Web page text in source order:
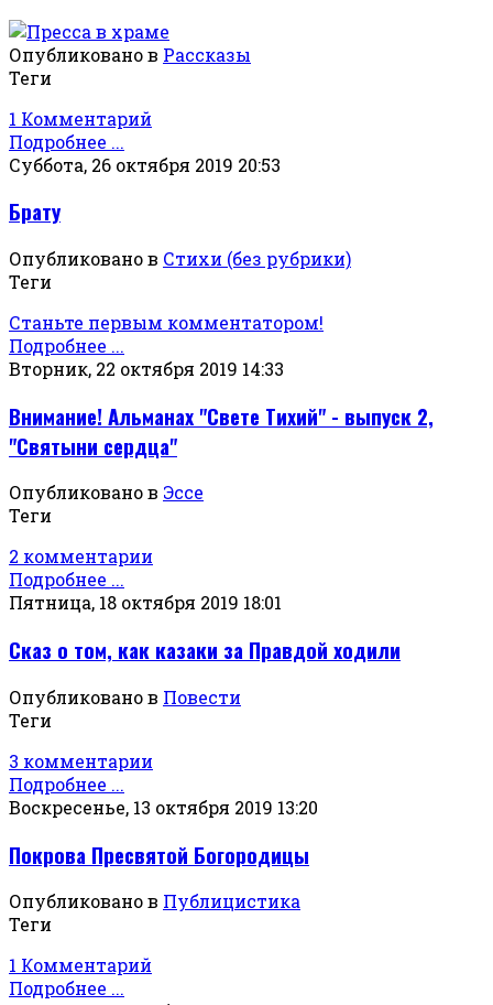
Опубликовано в Рассказы
Теги
1 Комментарий
Подробнее ...
Суббота, 26 октября 2019 20:53
Брату
Опубликовано в Стихи (без рубрики)
Теги
Станьте первым комментатором!
Подробнее ...
Вторник, 22 октября 2019 14:33
Внимание! Альманах "Свете Тихий" - выпуск 2,
"Святыни сердца"
Опубликовано в Эссе
Теги
2 комментарии
Подробнее ...
Пятница, 18 октября 2019 18:01
Сказ о том, как казаки за Правдой ходили
Опубликовано в Повести
Теги
3 комментарии
Подробнее ...
Воскресенье, 13 октября 2019 13:20
Покрова Пресвятой Богородицы
Опубликовано в Публицистика
Теги
1 Комментарий
Подробнее ...